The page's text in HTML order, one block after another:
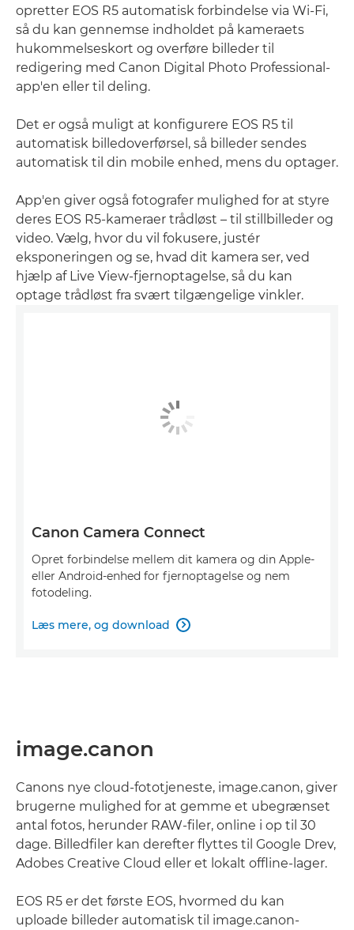
opretter EOS R5 automatisk forbindelse via Wi-Fi,
så du kan gennemse indholdet på kameraets
hukommelseskort og overføre billeder til
redigering med Canon Digital Photo Professional-
app'en eller til deling.
Det er også muligt at konfigurere EOS R5 til
automatisk billedoverførsel, så billeder sendes
automatisk til din mobile enhed, mens du optager.
App'en giver også fotografer mulighed for at styre
deres EOS R5-kameraer trådløst – til stillbilleder og
video. Vælg, hvor du vil fokusere, justér
eksponeringen og se, hvad dit kamera ser, ved
hjælp af Live View-fjernoptagelse, så du kan
optage trådløst fra svært tilgængelige vinkler.
Canon Camera Connect
Opret forbindelse mellem dit kamera og din Apple-
eller Android-enhed for fjernoptagelse og nem
fotodeling.
Læs mere, og download 
image.canon
Canons nye cloud-fototjeneste, image.canon, giver
brugerne mulighed for at gemme et ubegrænset
antal fotos, herunder RAW-filer, online i op til 30
dage. Billedfiler kan derefter flyttes til Google Drev,
Adobes Creative Cloud eller et lokalt offline-lager.
EOS R5 er det første EOS, hvormed du kan
uploade billeder automatisk til image.canon-